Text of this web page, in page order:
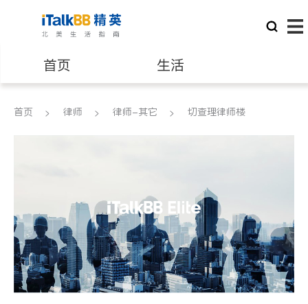
首页 生活
医生 律师
养老 非盈利组织
首页 律师 律师-其它 切查理律师楼